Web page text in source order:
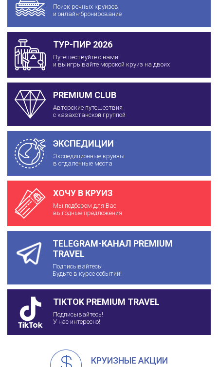
Поиск речных круизов
и онлайн-бронирование
ТУР-ПИР 2026
Путешествуйте с нами
и выигрывайте морской круиз на двоих
PREMIUM CLUB
Авторские путешествия
с казахстанской группой
ЭКСПЕДИЦИИ
Экспедиционные круизы
в отдаленные места
ХОЧУ В КРУИЗ
Мы подберем для Вас
выгодные предложения
TELEGRAM-КАНАЛ PREMIUM
TRAVEL
Подписывайтесь!
Будьте в курсе событий!
TIKTOK PREMIUM TRAVEL
Подписывайтесь!
У нас интересно!
КРУИЗНЫЕ АКЦИИ